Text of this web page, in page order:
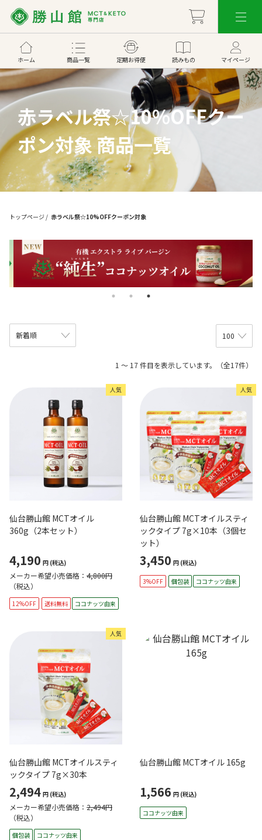
ホーム 商品一覧 定期お得便 読みもの マイページ
赤ラベル祭☆10%OFFクー
ポン対象 商品一覧
トップページ / 赤ラベル祭☆10%OFFクーポン対象
1 ～ 17 件目を表示しています。（全17件）
人気
仙台勝山館 MCTオイル
360g（2本セット）
4,190 円 (税込)
メーカー希望小売価格： 4,800円
（税込）
12%OFF 送料無料 ココナッツ由来
人気
仙台勝山館 MCTオイルスティ
ックタイプ 7g×10本（3個セ
ット）
3,450 円 (税込)
3%OFF 個包装 ココナッツ由来
人気
仙台勝山館 MCTオイルスティ
ックタイプ 7g×30本
2,494 円 (税込)
メーカー希望小売価格： 2,494円
（税込）
個包装 ココナッツ由来
仙台勝山館 MCTオイル 165g
1,566 円 (税込)
ココナッツ由来